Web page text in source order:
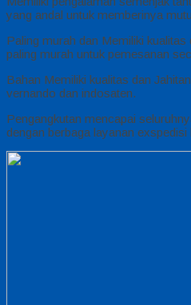
yang andal untuk memberinya
Paling murah dan Memiliki
paling murah untuk pemesanan
Bahan Memiliki kualitas dan
vernando dan indosaten.
Pengangkutan mencapai
dengan berbaga layanan